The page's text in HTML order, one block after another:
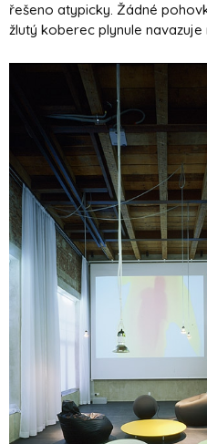
řešeno atypicky. Žádné
žlutý koberec plynule navazuje